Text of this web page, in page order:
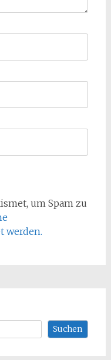
um Spam zu
werden.
Suchen